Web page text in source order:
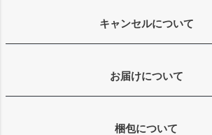
キャンセルについて
お届けについて
梱包について